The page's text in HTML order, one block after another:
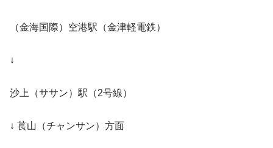
（金海国際）空港駅（金津軽電鉄）
↓
沙上（ササン）駅（2号線）
↓ 萇山（チャンサン）方面